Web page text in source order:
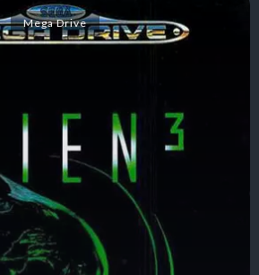
Mega Drive